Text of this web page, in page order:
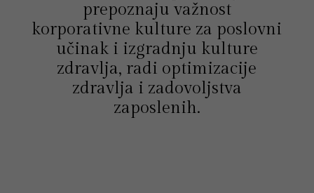
prepoznaju važnost
korporativne kulture za poslovni
učinak i izgradnju kulture
zdravlja, radi optimizacije
zdravlja i zadovoljstva
zaposlenih.